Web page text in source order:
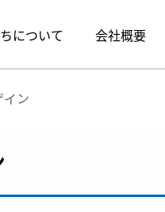
について 会社概要
イン